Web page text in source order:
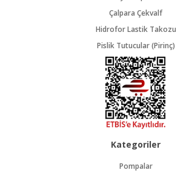
Çalpara Çekvalf
Hidrofor Lastik Takozu
Pislik Tutucular (Pirinç)
Kategoriler
Pompalar